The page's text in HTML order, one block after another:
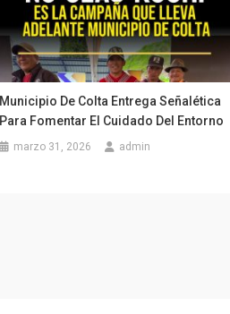
Municipio De Colta Entrega Señalética
Para Fomentar El Cuidado Del Entorno
marzo 31, 2026 admin